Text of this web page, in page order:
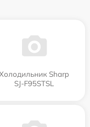
Sharp
SJ-F95STSL